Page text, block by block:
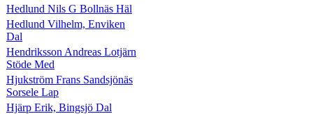
Hedlund Nils G Bollnäs Häl
Hedlund Vilhelm, Enviken
Dal
Hendriksson Andreas Lotjärn
Stöde Med
Hjukström Frans Sandsjönäs
Sorsele Lap
Hjärp Erik, Bingsjö Dal